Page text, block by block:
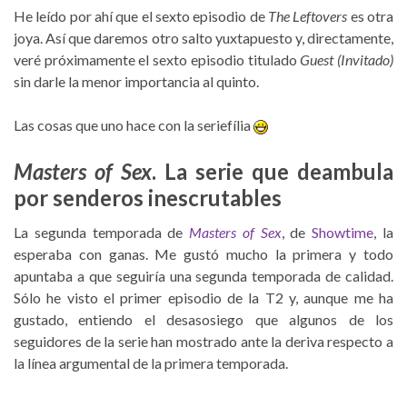
He leído por ahí que el sexto episodio de The Leftovers es otra
joya. Así que daremos otro salto yuxtapuesto y, directamente,
veré próximamente el sexto episodio tituladoGuest (Invitado)
sin darle la menor importancia al quinto.
Las cosas que uno hace con la seriefília
Masters of Sex. La serie que deambula
por senderos inescrutables
La segunda temporada de Masters of Sex, deShowtime, la
esperaba con ganas. Me gustó mucho la primera y todo
apuntaba a que seguiría una segunda temporada de calidad.
Sólo he visto el primer episodio de la T2 y, aunque me ha
gustado, entiendo el desasosiego que algunos de los
seguidores de la serie han mostrado ante la deriva respecto a
la línea argumental de la primera temporada.